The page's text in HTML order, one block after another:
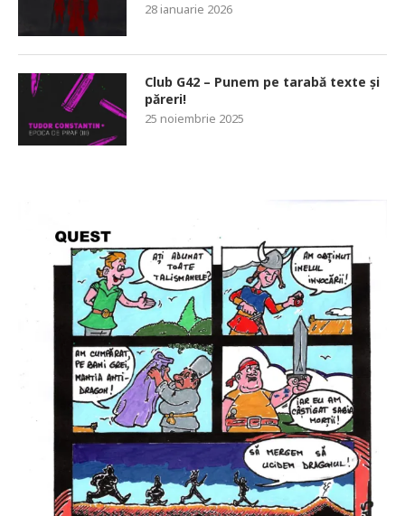
28 ianuarie 2026
Club G42 – Punem pe tarabă texte și
păreri!
25 noiembrie 2025